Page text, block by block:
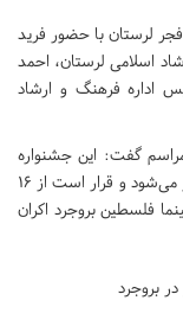
لرستان با حضور فرید
اسلامی لرستان، احمد
اداره فرهنگ و ارشاد
گفت: این جشنواره
مهمترین رویداد فرهنگی است که در شهرستان برگزار می‌شود و قرار است از ۱۶
فجر، ۱۰ فیلم آن در سینما فلسطین بروجرد اکران